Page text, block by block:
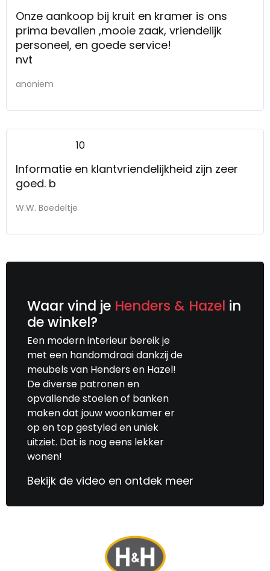
Onze aankoop bij kruit en kramer is ons
prima bevallen ,mooie zaak, vriendelijk
personeel, en goede service!
nvt
anoniem
10
Informatie en klantvriendelijkheid zijn zeer
goed. b
W.W. Boedeltje
Waar vind je Henders & Hazel in
de winkel?
Een modern interieur bereik je
met een handomdraai dankzij de
meubels van Henders en Hazel!
De diverse patronen en
opvallende stoelen of banken
maken dat jouw woonkamer er
op en top gestyled en uniek
uitziet. Dat is nog eens lekker
wonen!
Bekijk de video en ontdek meer